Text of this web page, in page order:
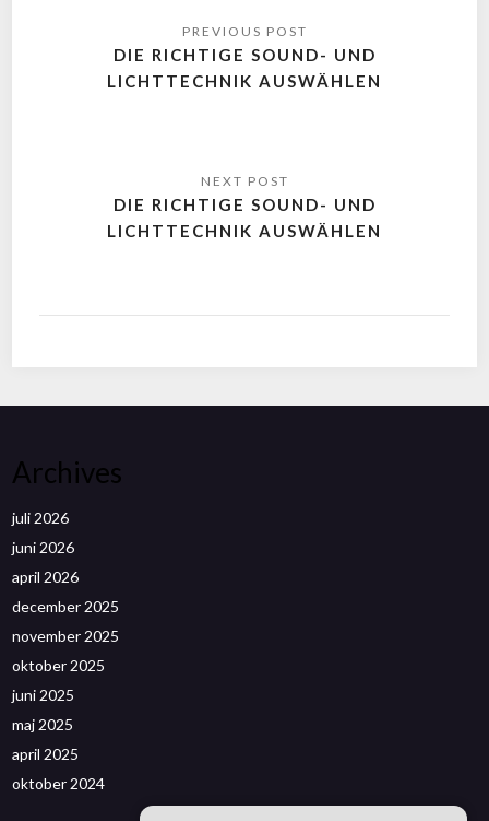
DIE RICHTIGE SOUND- UND
LICHTTECHNIK AUSWÄHLEN
DIE RICHTIGE SOUND- UND
LICHTTECHNIK AUSWÄHLEN
Archives
juli 2026
juni 2026
april 2026
december 2025
november 2025
oktober 2025
juni 2025
maj 2025
april 2025
oktober 2024